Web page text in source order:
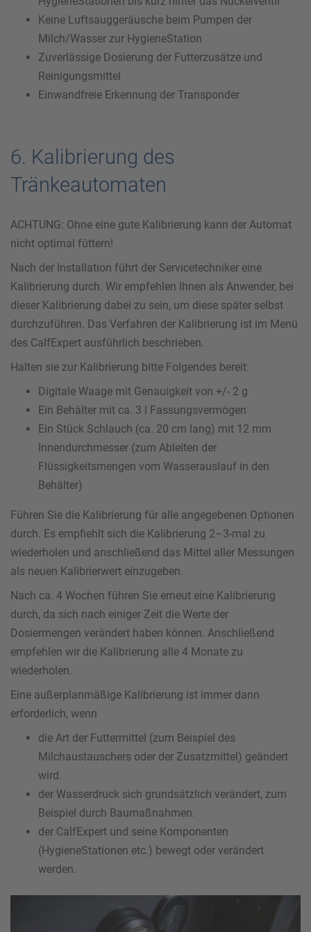
Keine Luftsauggeräusche beim Pumpen der
Milch/Wasser zur HygieneStation
Zuverlässige Dosierung der Futterzusätze und
Reinigungsmittel
Einwandfreie Erkennung der Transponder
6. Kalibrierung des
Tränkeautomaten
ACHTUNG: Ohne eine gute Kalibrierung kann der Automat
nicht optimal füttern!
Nach der Installation führt der Servicetechniker eine
Kalibrierung durch. Wir empfehlen Ihnen als Anwender, bei
dieser Kalibrierung dabei zu sein, um diese später selbst
durchzuführen. Das Verfahren der Kalibrierung ist im Menü
des CalfExpert ausführlich beschrieben.
Halten sie zur Kalibrierung bitte Folgendes bereit:
Digitale Waage mit Genauigkeit von +/- 2 g
Ein Behälter mit ca. 3 l Fassungsvermögen
Ein Stück Schlauch (ca. 20 cm lang) mit 12 mm
Innendurchmesser (zum Ableiten der
Flüssigkeitsmengen vom Wasserauslauf in den
Behälter)
Führen Sie die Kalibrierung für alle angegebenen Optionen
durch. Es empfiehlt sich die Kalibrierung 2–3-mal zu
wiederholen und anschließend das Mittel aller Messungen
als neuen Kalibrierwert einzugeben.
Nach ca. 4 Wochen führen Sie erneut eine Kalibrierung
durch, da sich nach einiger Zeit die Werte der
Dosiermengen verändert haben können. Anschließend
empfehlen wir die Kalibrierung alle 4 Monate zu
wiederholen.
Eine außerplanmäßige Kalibrierung ist immer dann
erforderlich, wenn
die Art der Futtermittel (zum Beispiel des
Milchaustauschers oder der Zusatzmittel) geändert
wird.
der Wasserdruck sich grundsätzlich verändert, zum
Beispiel durch Baumaßnahmen.
der CalfExpert und seine Komponenten
(HygieneStationen etc.) bewegt oder verändert
werden.